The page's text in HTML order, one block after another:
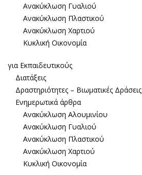
Ανακύκλωση Γυαλιού
Ανακύκλωση Πλαστικού
Ανακύκλωση Χαρτιού
Κυκλική Οικονομία
για Εκπαιδευτικούς
Διατάξεις
Δραστηριότητες – Βιωματικές Δράσεις
Ενημερωτικά άρθρα
Ανακύκλωση Αλουμινίου
Ανακύκλωση Γυαλιού
Ανακύκλωση Πλαστικού
Ανακύκλωση Χαρτιού
Κυκλική Οικονομία